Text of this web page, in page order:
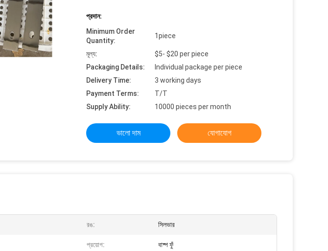
প্রদান:
Minimum Order
Quantity:
1piece
মূল্য:
$5- $20 per piece
Packaging Details:
Individual package per piece
Delivery Time:
3 working days
Payment Terms:
T/T
Supply Ability:
10000 pieces per month
ভালো দাম যোগাযোগ
রঙ: সিলভার
প্রয়োগ: বাষ্প ফুঁ